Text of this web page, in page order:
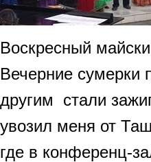
Воскресный
Вечерние сумерки
другим стали
увозил меня от
где в конференц-